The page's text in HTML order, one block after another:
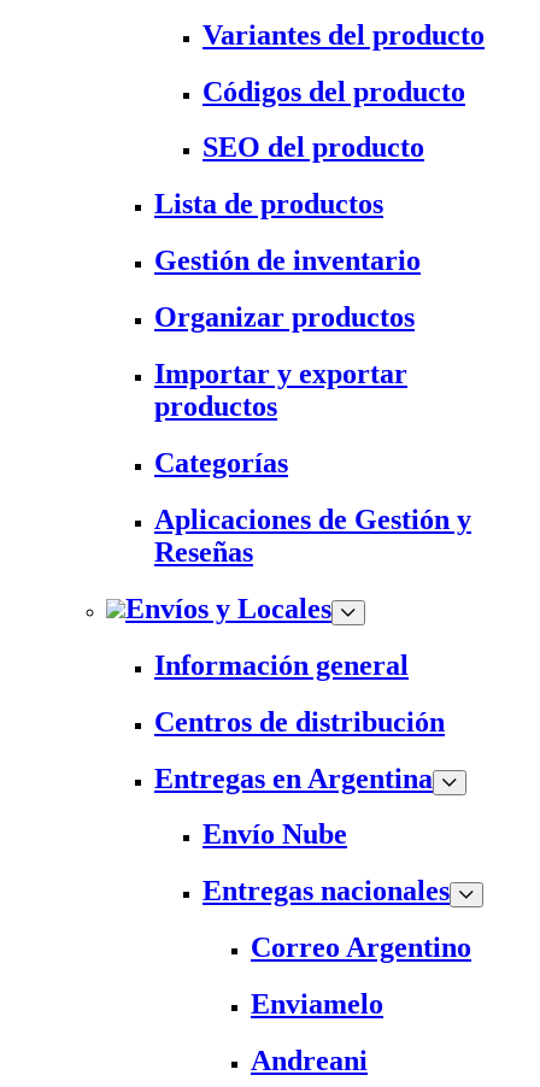
Variantes del producto
Códigos del producto
SEO del producto
Lista de productos
Gestión de inventario
Organizar productos
Importar y exportar
productos
Categorías
Aplicaciones de Gestión y
Reseñas
Envíos y Locales
Información general
Centros de distribución
Entregas en Argentina
Envío Nube
Entregas nacionales
Correo Argentino
Enviamelo
Andreani